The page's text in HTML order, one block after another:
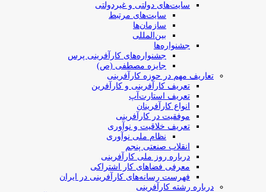
سایت‌های دولتی و غیردولتی
سایت‌های مرتبط
سازمان‌ها
بین‌المللی
جشنواره‌ها
جشنواره‌های کارآفرینی‌ پرس
جایزه مصطفی (ص)
تعاریف مهم در حوزه کارآفرینی
تعریف کارآفرینی و کارآفرین
تعریف استارت‌آپ
انواع کارآفرینان
موفقیت در کارآفرینی
تعریف خلاقیت و نوآوری
نظام ملی نوآوری
انقلاب صنعتی پنجم
درباره روز ملی کارآفرینی
معرفی فضاهای کار اشتراکی
فهرست رسانه‌های کارآفرینی در ایران
درباره رشته کارآفرینی